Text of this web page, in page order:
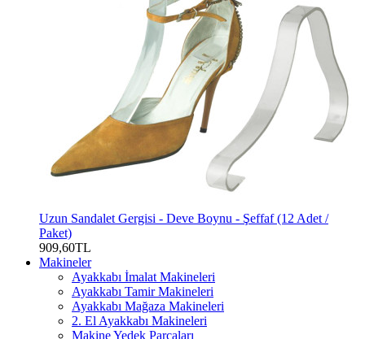
Uzun Sandalet Gergisi - Deve Boynu - Şeffaf (12 Adet /
Paket)
909,60TL
Makineler
Ayakkabı İmalat Makineleri
Ayakkabı Tamir Makineleri
Ayakkabı Mağaza Makineleri
2. El Ayakkabı Makineleri
Makine Yedek Parçaları